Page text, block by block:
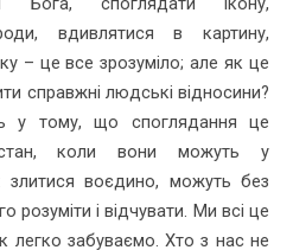
вдивлятися в картину,
– це все зрозуміло; але як це
справжні людські відносини?
у тому, що споглядання це
стан, коли вони можуть у
злитися воєдино, можуть без
розуміти і відчувати. Ми всі це
легко забуваємо. Хто з нас не